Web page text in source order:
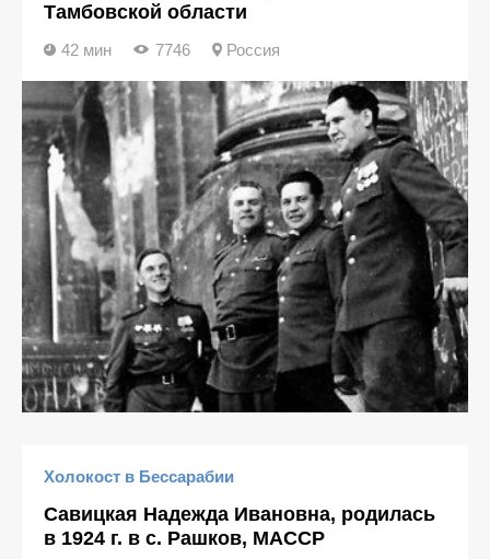
Тамбовской области
42 мин 7746 Россия
Холокост в Бессарабии
Савицкая Надежда Ивановна, родилась
в 1924 г. в с. Рашков, МАССР